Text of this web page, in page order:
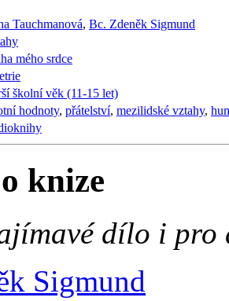
Tauchmanová, Bc. Zdeněk Sigmund
mého srdce
školní věk (11-15 let)
hodnoty, přátelství, mezilidské vztahy,
knize
dílo i pro
Sigmund